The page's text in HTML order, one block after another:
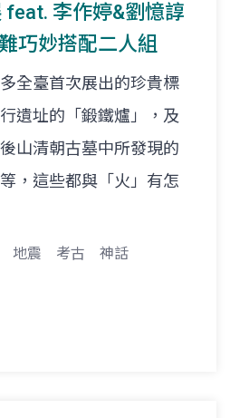
feat. 李作婷&劉憶諄
巧妙搭配二人組
全臺首次展出的珍貴標
遺址的「鍛鐵爐」，及
山清朝古墓中所發現的
等，這些都與「火」有怎
地震 考古 神話